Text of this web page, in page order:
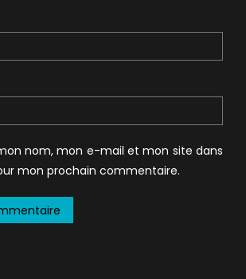
nom, mon e-mail et mon site dans
mon prochain commentaire.